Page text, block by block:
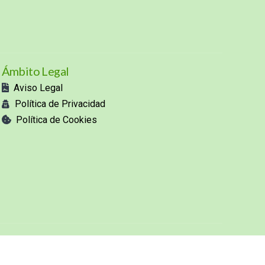
Ámbito Legal
Aviso Legal
Política de Privacidad
Política de Cookies